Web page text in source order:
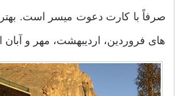
صرفاً با کارت دعوت میسر است.
های فروردین، اردیبهشت، مهر و